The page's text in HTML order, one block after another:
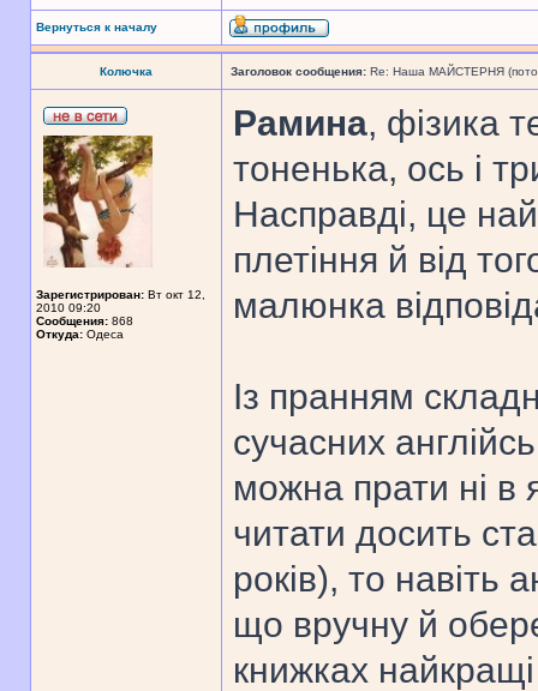
Вернуться к началу
Колючка Заголовок сообщения: Re: Наша МАЙСТЕРНЯ
Зарегистрирован: Вт окт 12,
2010 09:20
Сообщения: 868
Откуда: Одеса
Рамина, фізика
тоненька, ось і
Насправді, це
плетіння й від
малюнка
Із пранням
сучасних
можна прати ні в
читати досить
років), то навіть
що вручну й
книжках